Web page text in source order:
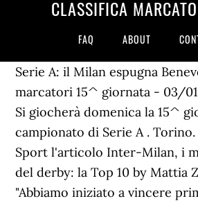
CLASSIFICA
FAQ ABOUT
Serie A: il Milan espugna
marcatori 15^ giornata - 03/
Si giocherà domenica la 15^
campionato di Serie A . Torino.
Sport l'articolo Inter-Milan, i
del derby: la Top 10 by Mattia
"Abbiamo iniziato a vincere